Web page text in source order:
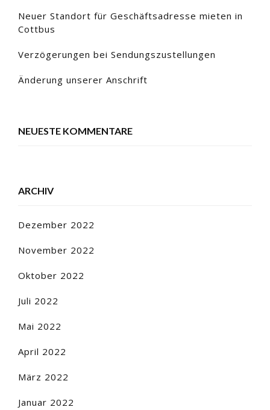
Neuer Standort für Geschäftsadresse mieten in
Cottbus
Verzögerungen bei Sendungszustellungen
Änderung unserer Anschrift
NEUESTE KOMMENTARE
ARCHIV
Dezember 2022
November 2022
Oktober 2022
Juli 2022
Mai 2022
April 2022
März 2022
Januar 2022